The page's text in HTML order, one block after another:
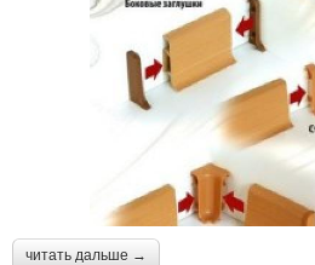
читать дальше →